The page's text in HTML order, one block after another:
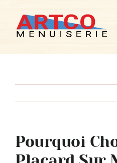
contenu
Pourquoi